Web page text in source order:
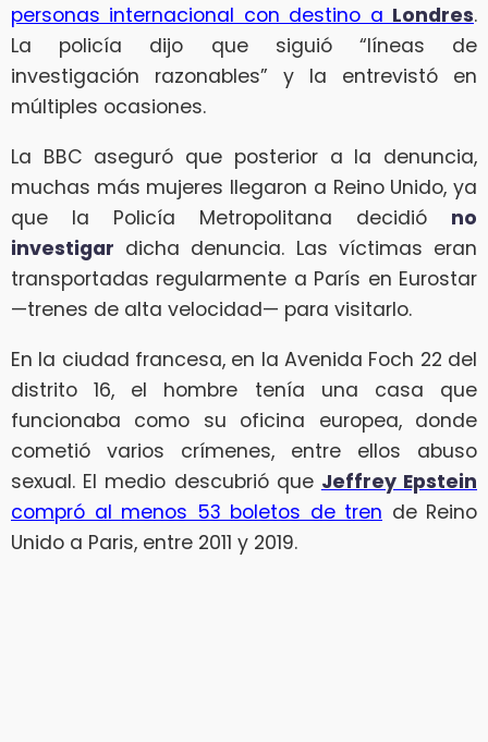
personas internacional con destino a Londres.
La policía dijo que siguió “líneas de
investigación razonables” y la entrevistó en
múltiples ocasiones.
La BBC aseguró que posterior a la denuncia,
muchas más mujeres llegaron a Reino Unido, ya
que la Policía Metropolitana decidió no
investigar dicha denuncia. Las víctimas eran
transportadas regularmente a París en Eurostar
—trenes de alta velocidad— para visitarlo.
En la ciudad francesa, en la Avenida Foch 22 del
distrito 16, el hombre tenía una casa que
funcionaba como su oficina europea, donde
cometió varios crímenes, entre ellos abuso
sexual. El medio descubrió que Jeffrey Epstein
compró al menos 53 boletos de tren de Reino
Unido a Paris, entre 2011 y 2019.